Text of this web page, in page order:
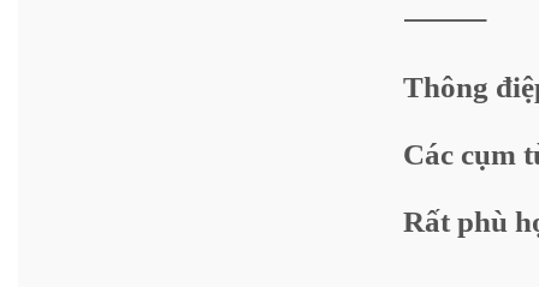
⸻
Thông
Các cụm
Rất phù